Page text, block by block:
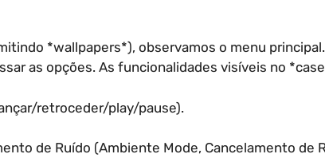
*wallpapers*), observamos o menu
as opções. As funcionalidades visíveis no
retroceder/play/pause).
de Ruído (Ambiente Mode, Cancelamento de